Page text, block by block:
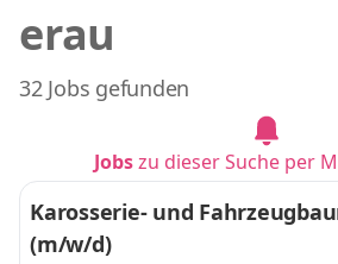
erau
32 Jobs gefunden
Jobszu dieser Suche per
Karosserie- und
(m/w/d)